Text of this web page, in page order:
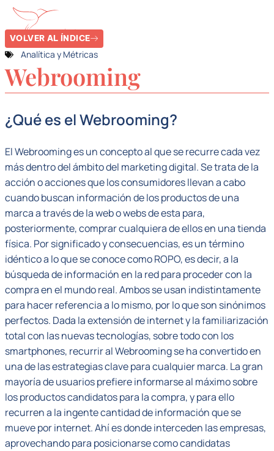
VOLVER AL ÍNDICE
Analítica y Métricas
Webrooming
¿Qué es el Webrooming?
El Webrooming es un concepto al que se recurre cada vez
más dentro del ámbito del marketing digital. Se trata de la
acción o acciones que los consumidores llevan a cabo
cuando buscan información de los productos de una
marca a través de la web o webs de esta para,
posteriormente, comprar cualquiera de ellos en una tienda
física. Por significado y consecuencias, es un término
idéntico a lo que se conoce como ROPO, es decir, a la
búsqueda de información en la red para proceder con la
compra en el mundo real. Ambos se usan indistintamente
para hacer referencia a lo mismo, por lo que son sinónimos
perfectos. Dada la extensión de internet y la familiarización
total con las nuevas tecnologías, sobre todo con los
smartphones, recurrir al Webrooming se ha convertido en
una de las estrategias clave para cualquier marca. La gran
mayoría de usuarios prefiere informarse al máximo sobre
los productos candidatos para la compra, y para ello
recurren a la ingente cantidad de información que se
mueve por internet. Ahí es donde interceden las empresas,
aprovechando para posicionarse como candidatas